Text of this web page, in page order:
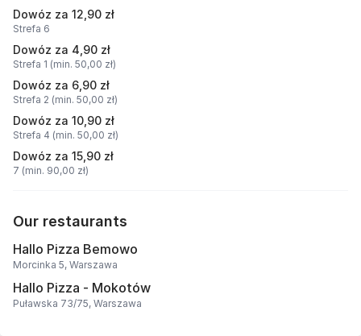
Dowóz za 12,90 zł
Strefa 6
Dowóz za 4,90 zł
Strefa 1 (min. 50,00 zł)
Dowóz za 6,90 zł
Strefa 2 (min. 50,00 zł)
Dowóz za 10,90 zł
Strefa 4 (min. 50,00 zł)
Dowóz za 15,90 zł
7 (min. 90,00 zł)
Our restaurants
Hallo Pizza Bemowo
Morcinka 5, Warszawa
Hallo Pizza - Mokotów
Puławska 73/75, Warszawa